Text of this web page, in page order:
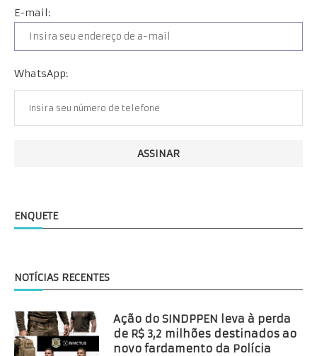
E-mail:
WhatsApp:
ENQUETE
NOTÍCIAS RECENTES
Ação do SINDPPEN leva à perda
de R$ 3,2 milhões destinados ao
novo fardamento da Polícia